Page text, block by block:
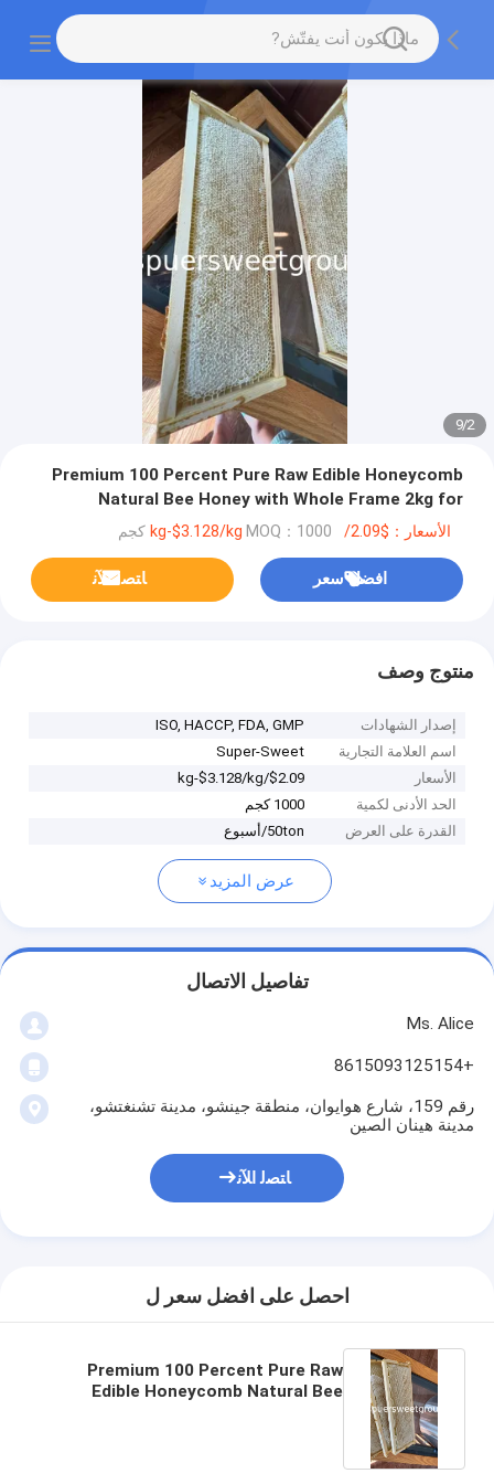
2
/
9
Premium 100 Percent Pure Raw Edible Honeycomb
Natural Bee Honey with Whole Frame 2kg for
Wholesale Bulk Supply High Quality
الأسعار：$2.09/kg-$3.128/kg MOQ：1000 كجم
افضل سعر ﺎﺘﺼﻟ ﺍﻶﻧ
منتوج وصف
إصدار الشهادات
ISO, HACCP, FDA, GMP
اسم العلامة التجارية
Super-Sweet
الأسعار
$2.09/kg-$3.128/kg
الحد الأدنى لكمية
1000 كجم
القدرة على العرض
50ton/أسبوع
عرض المزيد
تفاصيل الاتصال
Ms. Alice
+8615093125154
رقم 159، شارع هوايوان، منطقة جينشو، مدينة تشنغتشو،
مدينة هينان الصين
ﺎﺘﺼﻟ ﺍﻶﻧ
احصل على افضل سعر ل
Premium 100 Percent Pure Raw
Edible Honeycomb Natural Bee